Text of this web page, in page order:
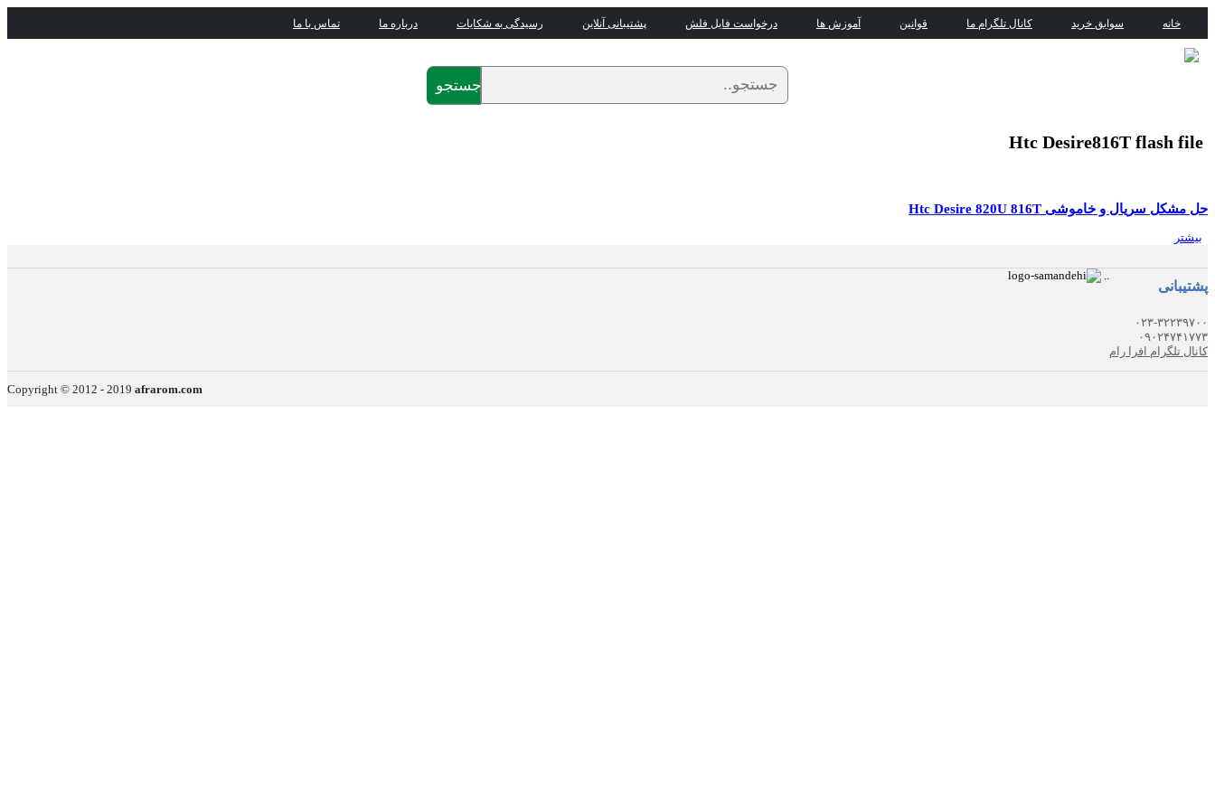
خانه سوابق خرید کانال تلگرام ما قوانین آموزش ها درخواست فایل فلش پشتیبانی آنلاین رسیدگی به شکایات درباره ما تماس با ما
جستجو
Htc Desire816T flash file
حل مشکل سریال و خاموشی Htc Desire 820U 816T
بیشتر
پشتیبانی
۰۲۳-۳۲۲۳۹۷۰۰
۰۹۰۲۴۷۴۱۷۷۳
کانال تلگرام افرا رام
Copyright © 2012 - 2019 afrarom.com